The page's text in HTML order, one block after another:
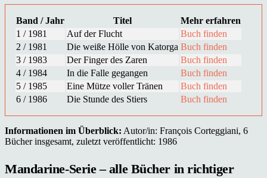
Band / Jahr Titel
Mehr erfahren
1 / 1981
Auf der Flucht
Buch finden
2 / 1981
Die weiße Hölle von Katorga Buch finden
3 / 1983
Der Finger des Zaren
Buch finden
4 / 1984
In die Falle gegangen
Buch finden
5 / 1985
Eine Mütze voller Tränen
Buch finden
6 / 1986
Die Stunde des Stiers Buch finden
Informationen im Überblick: Autor/in: François Corteggiani, 6
Bücher insgesamt, zuletzt veröffentlicht: 1986
Mandarine-Serie – alle Bücher in richtiger